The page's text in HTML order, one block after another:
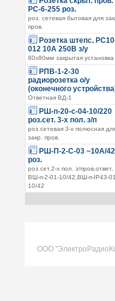
РС-6-255 роз.
роз. сетевая бытовая для
пров.
Розетка штепс.
012 10А 250В з/у
80х80мм закрытая установка
РПВ-1-2-30
радиорозетка о/у
(оконечного
Ответная ВД-1
РШ-п-20-с-04-10/220
роз.сет. 3-х пол. з/п
роз.сетевая 3-х полюсная
закр. пров.
РШ-П-2-С-03 ~10А/
роз.
роз.сет.2-х пол. з/пров,ответ.
ВШ-п-2-01-10/42,ВШ-п-IP43-
10/42
ООО